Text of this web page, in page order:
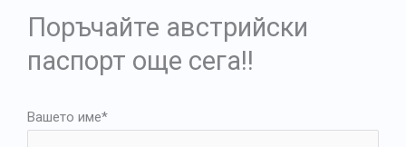
Поръчайте австрийски
паспорт още сега!!
Вашето име*